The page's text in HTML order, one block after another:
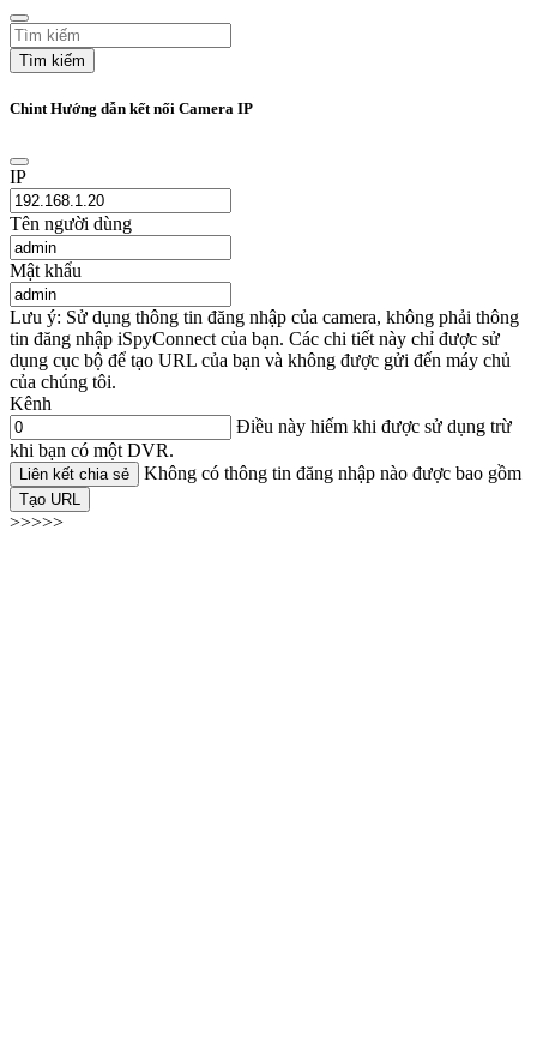
Tìm kiếm
Chint Hướng dẫn kết nối Camera IP
IP
Tên người dùng
Mật khẩu
Lưu ý: Sử dụng thông tin đăng nhập của camera, không phải thông
tin đăng nhập iSpyConnect của bạn. Các chi tiết này chỉ được sử
dụng cục bộ để tạo URL của bạn và không được gửi đến máy chủ
của chúng tôi.
Kênh
Điều này hiếm khi được sử dụng trừ
khi bạn có một DVR.
Liên kết chia sẻ Không có thông tin đăng nhập nào được bao gồm
Tạo URL
>>>>>